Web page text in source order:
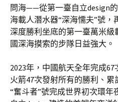
問海——從第一臺自立design
海載人潛水器“深海懦夫”號，
深度勝利坐底的第一臺萬米級
國深海摸索的步隊日益強大。
2023年，中國航天全年完成
火箭47次發射所有的勝利、累
“奮斗者”號完成世界初次環年